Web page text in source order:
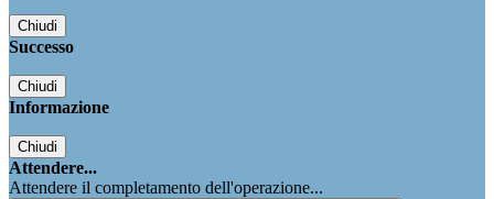
Chiudi
Successo
Chiudi
Informazione
Chiudi
Attendere...
Attendere il completamento dell'operazione...